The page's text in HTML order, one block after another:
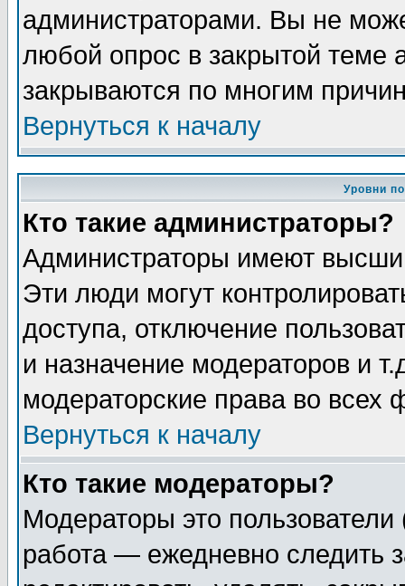
администраторами. Вы не
любой опрос в закрытой теме
закрываются по многим
Вернуться к началу
Уровни
Кто такие администраторы?
Администраторы имеют
Эти люди могут
доступа, отключение
и назначение модераторов и
модераторские права во всех
Вернуться к началу
Кто такие модераторы?
Модераторы это
работа — ежедневно следить